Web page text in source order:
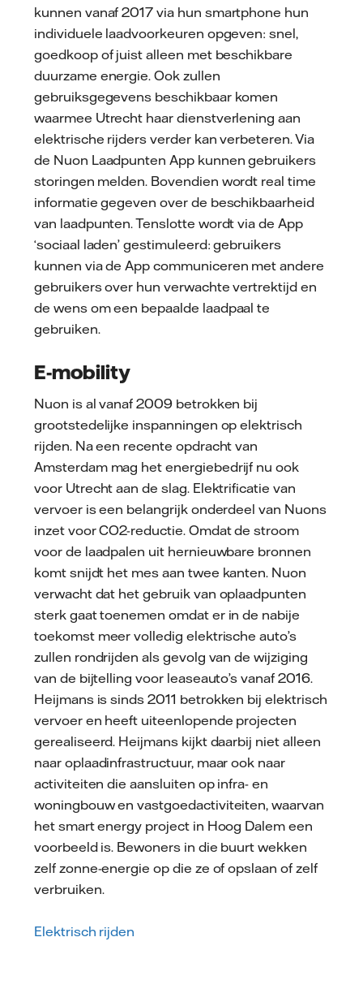
kunnen vanaf 2017 via hun smartphone hun
individuele laadvoorkeuren opgeven: snel,
goedkoop of juist alleen met beschikbare
duurzame energie. Ook zullen
gebruiksgegevens beschikbaar komen
waarmee Utrecht haar dienstverlening aan
elektrische rijders verder kan verbeteren. Via
de Nuon Laadpunten App kunnen gebruikers
storingen melden. Bovendien wordt real time
informatie gegeven over de beschikbaarheid
van laadpunten. Tenslotte wordt via de App
‘sociaal laden’ gestimuleerd: gebruikers
kunnen via de App communiceren met andere
gebruikers over hun verwachte vertrektijd en
de wens om een bepaalde laadpaal te
gebruiken.
E-mobility
Nuon is al vanaf 2009 betrokken bij
grootstedelijke inspanningen op elektrisch
rijden. Na een recente opdracht van
Amsterdam mag het energiebedrijf nu ook
voor Utrecht aan de slag. Elektrificatie van
vervoer is een belangrijk onderdeel van Nuons
inzet voor CO2-reductie. Omdat de stroom
voor de laadpalen uit hernieuwbare bronnen
komt snijdt het mes aan twee kanten. Nuon
verwacht dat het gebruik van oplaadpunten
sterk gaat toenemen omdat er in de nabije
toekomst meer volledig elektrische auto’s
zullen rondrijden als gevolg van de wijziging
van de bijtelling voor leaseauto’s vanaf 2016.
Heijmans is sinds 2011 betrokken bij elektrisch
vervoer en heeft uiteenlopende projecten
gerealiseerd. Heijmans kijkt daarbij niet alleen
naar oplaadinfrastructuur, maar ook naar
activiteiten die aansluiten op infra- en
woningbouw en vastgoedactiviteiten, waarvan
het smart energy project in Hoog Dalem een
voorbeeld is. Bewoners in die buurt wekken
zelf zonne-energie op die ze of opslaan of zelf
verbruiken.
Elektrisch rijden